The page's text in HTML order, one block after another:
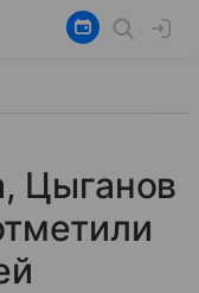
Цыганов